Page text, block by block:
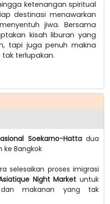
ketenangan spiritual
destinasi menawarkan
jiwa. Bersama
kisah liburan yang
tapi juga penuh makna
terlupakan.
Soekarno-Hattadua
Bangkok
selesaikan proses imigrasi
Night Market untuk
dan makanan yang tak